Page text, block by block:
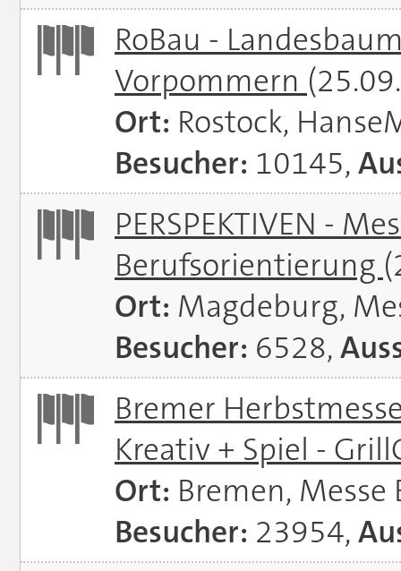
RoBau -
Vorpommern
Ort: Rostock,
Besucher: 10145,
PERSPEKTIVEN -
Berufsorientierung
Ort: Magdeburg,
Besucher: 6528,
Bremer
Kreativ + Spiel -
Ort: Bremen, Messe
Besucher: 23954,